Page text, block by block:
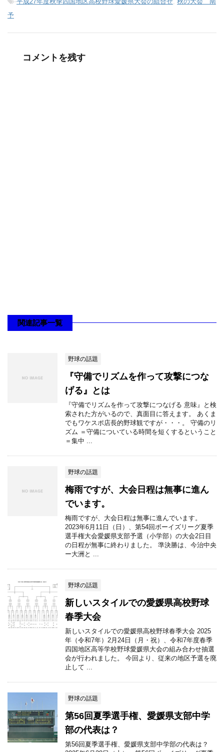
予
コメントを残す
関連記事一覧
野球の話題
『守備でリズムを作って攻撃につな
げる』とは
『守備でリズムを作って攻撃につなげる 意味』と検
索された方がいるので、真面目に答えます。 あくま
でもワケスポ店長的野球観ですが・・・。 守備のリ
ズム ＝守備についている時間を短くするということ
＝集中 ...
野球の話題
梅雨ですが、大会日程は無事に進ん
でいます。
梅雨ですが、大会日程は無事に進んでいます。
2023年6月11日（日）、第54回ボーイズリーグ夏季
選手権大会愛媛県支部予選（小学部）の大会2日目
の日程が無事に終わりました。 準決勝は、今治中央
ー大洲と ...
野球の話題
新しいスタイルでの愛媛県高校野球
春季大会
新しいスタイルでの愛媛県高校野球春季大会 2025
年（令和7年）2月24日（月・祝）、令和7年度春季
四国地区高等学校野球愛媛県大会の組み合わせ抽選
会が行われました。 今回より、従来の地区予選を廃
止して ...
野球の話題
第56回夏季選手権、愛媛県支部中学
部の代表は？
第56回夏季選手権、愛媛県支部中学部の代表は？